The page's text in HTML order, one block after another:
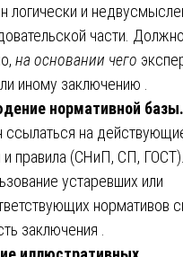
логически и
части.
на основании чего
иному заключению .
нормативной базы.
ссылаться на
правила (СНиП, СП, ГОСТ).
устаревших или
нормативов
заключения .